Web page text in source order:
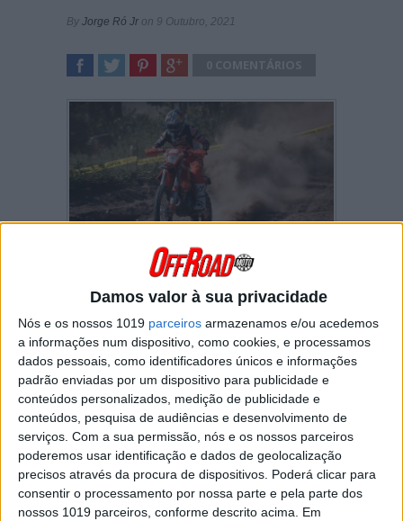
Damos valor à sua privacidade
Nós e os nossos 1019 parceiros armazenamos e/ou acedemos
a informações num dispositivo, como cookies, e processamos
dados pessoais, como identificadores únicos e informações
padrão enviadas por um dispositivo para publicidade e
conteúdos personalizados, medição de publicidade e
conteúdos, pesquisa de audiências e desenvolvimento de
serviços. Com a sua permissão, nós e os nossos parceiros
poderemos usar identificação e dados de geolocalização
precisos através da procura de dispositivos. Poderá clicar para
consentir o processamento por nossa parte e pela parte dos
nossos 1019 parceiros, conforme descrito acima. Em
By Jorge Ró Jr on 9 Outubro, 2021
dominou o primeiro dia do
Santiago do Cacém
No final de mais de
terreno arenoso do litoral alentejano, o piloto
da KTM bateuBrad Freemanpor uma
margem de 54 segundos!
Com22 pontos de avançono campeonato
de EnduroGP, o britânico teve um dia tranquilo
mas por pouco não foi surpreendido por
Andrea Veronana reta final do dia: os dois
terminaram separados somente por 4
segundos!